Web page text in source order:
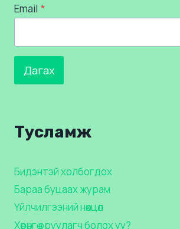
Email *
Дагах
Тусламж
Бидэнтэй холбогдох
Бараа буцаах журам
Үйлчилгээний нөхцөл
Хөрөнгө оруулагч болох уу?